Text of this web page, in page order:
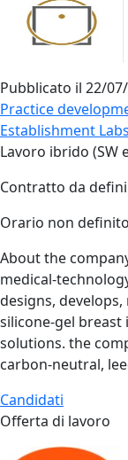
Pubblicato il 22/
Practice
Establishment
Lavoro ibrido (SW
Contratto da
Orario non definito
About the
designs,
silicone‑gel
solutions. the
carbon‑neutral,
Candidati
Offerta di lavoro